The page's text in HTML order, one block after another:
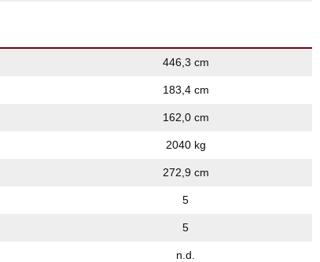
446,3 cm
183,4 cm
162,0 cm
2040 kg
272,9 cm
5
5
n.d.